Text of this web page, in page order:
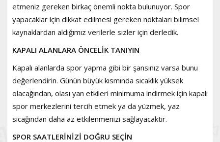
etmeniz gereken birkaç önemli nokta bulunuyor. Spor
yapacaklar için dikkat edilmesi gereken noktaları bilimsel
kaynaklardan aldığımız verilerle sizler için derledik.
KAPALI ALANLARA ÖNCELİK TANIYIN
Kapalı alanlarda spor yapma gibi bir şansınız varsa bunu
değerlendirin. Günün büyük kısmında sıcaklık yüksek
olacağından, olası yan etkileri minimuma indirmek için kapalı
spor merkezlerini tercih etmek ya da yüzmek, yaz
sıcağından daha az etkilenmenizi sağlayacaktır.
SPOR SAATLERİNİZİ DOĞRU SEÇİN